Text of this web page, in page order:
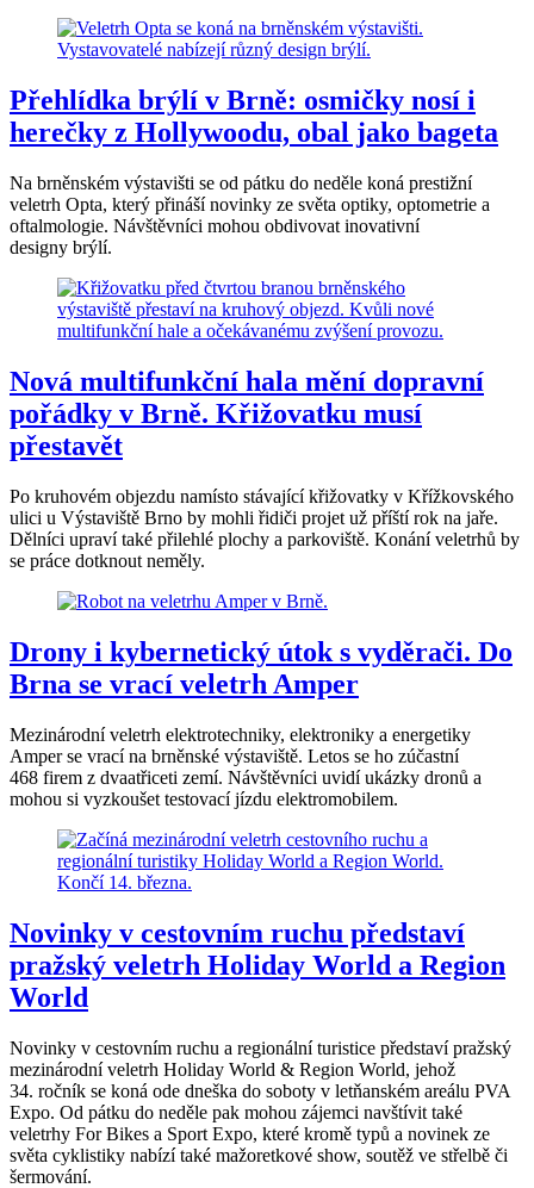
Přehlídka brýlí v Brně: osmičky nosí i
herečky z Hollywoodu, obal jako bageta
Na brněnském výstavišti se od pátku do neděle koná prestižní
veletrh Opta, který přináší novinky ze světa optiky, optometrie a
oftalmologie. Návštěvníci mohou obdivovat inovativní
designy brýlí.
Nová multifunkční hala mění dopravní
pořádky v Brně. Křižovatku musí
přestavět
Po kruhovém objezdu namísto stávající křižovatky v Křížkovského
ulici u Výstaviště Brno by mohli řidiči projet už příští rok na jaře.
Dělníci upraví také přilehlé plochy a parkoviště. Konání veletrhů by
se práce dotknout neměly.
Drony i kybernetický útok s vyděrači. Do
Brna se vrací veletrh Amper
Mezinárodní veletrh elektrotechniky, elektroniky a energetiky
Amper se vrací na brněnské výstaviště. Letos se ho zúčastní
468 firem z dvaatřiceti zemí. Návštěvníci uvidí ukázky dronů a
mohou si vyzkoušet testovací jízdu elektromobilem.
Novinky v cestovním ruchu představí
pražský veletrh Holiday World a Region
World
Novinky v cestovním ruchu a regionální turistice představí pražský
mezinárodní veletrh Holiday World & Region World, jehož
34. ročník se koná ode dneška do soboty v letňanském areálu PVA
Expo. Od pátku do neděle pak mohou zájemci navštívit také
veletrhy For Bikes a Sport Expo, které kromě typů a novinek ze
světa cyklistiky nabízí také mažoretkové show, soutěž ve střelbě či
šermování.